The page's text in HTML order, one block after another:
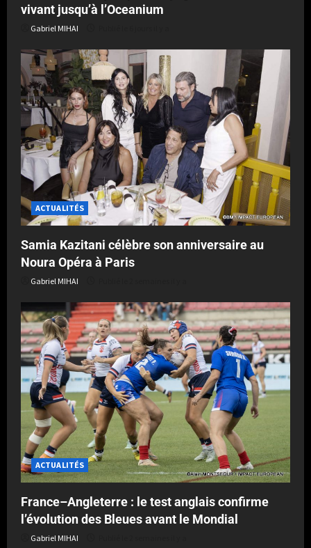
vivant jusqu’à l’Oceanium
Gabriel MIHAI
ACTUALITÉS
Samia Kazitani célèbre son anniversaire au
Noura Opéra à Paris
Gabriel MIHAI
ACTUALITÉS
France–Angleterre : le test anglais confirme
l’évolution des Bleues avant le Mondial
Gabriel MIHAI